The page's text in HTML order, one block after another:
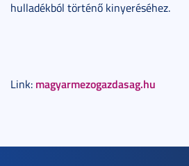
hulladékból történő kinyeréséhez.
Link: magyarmezogazdasag.hu